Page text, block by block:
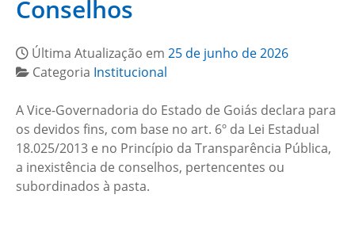
Conselhos
Última Atualização em 25 de junho de 2026
Categoria Institucional
A Vice-Governadoria do Estado de Goiás declara para
os devidos fins, com base no art. 6º da Lei Estadual
18.025/2013 e no Princípio da Transparência Pública,
a inexistência de conselhos, pertencentes ou
subordinados à pasta.